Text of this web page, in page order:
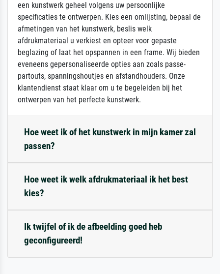
een kunstwerk geheel volgens uw persoonlijke
specificaties te ontwerpen. Kies een omlijsting, bepaal de
afmetingen van het kunstwerk, beslis welk
afdrukmateriaal u verkiest en opteer voor gepaste
beglazing of laat het opspannen in een frame. Wij bieden
eveneens gepersonaliseerde opties aan zoals passe-
partouts, spanningshoutjes en afstandhouders. Onze
klantendienst staat klaar om u te begeleiden bij het
ontwerpen van het perfecte kunstwerk.
Hoe weet ik of het kunstwerk in mijn kamer zal
passen?
Hoe weet ik welk afdrukmateriaal ik het best
kies?
Ik twijfel of ik de afbeelding goed heb
geconfigureerd!